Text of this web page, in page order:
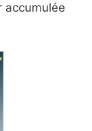
accumulée